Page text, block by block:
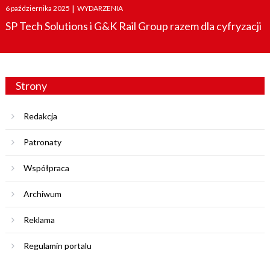
Posted
on
6 października 2025 | WYDARZENIA
SP Tech Solutions i G&K Rail Group razem dla cyfryzacji
Strony
Redakcja
Patronaty
Współpraca
Archiwum
Reklama
Regulamin portalu